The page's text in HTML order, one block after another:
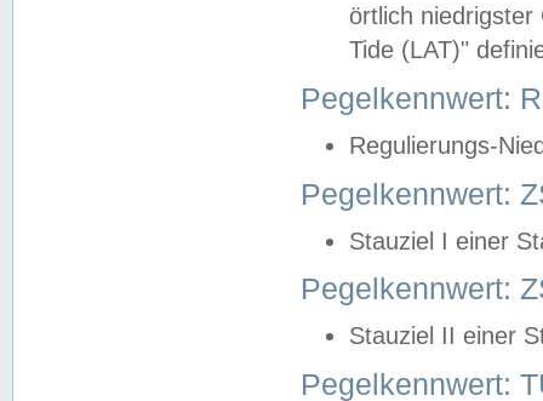
örtlich
Tide (LAT)"
Pegelkennwert:
Regulierungs-
Pegelkennwert:
Stauziel I einer
Pegelkennwert:
Stauziel II einer
Pegelkennwert: